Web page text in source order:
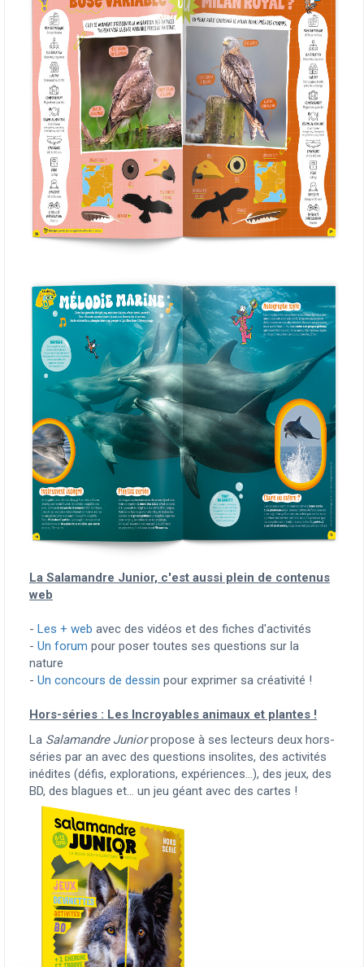
La Salamandre Junior, c'est aussi plein de contenus
web
- Les + web avec des vidéos et des fiches d'activités
- Un forum pour poser toutes ses questions sur la
nature
- Un concours de dessin pour exprimer sa créativité !
Hors-séries : Les Incroyables animaux et plantes !
La Salamandre Juniorpropose à ses lecteurs deux hors-
séries par an avec des questions insolites, des activités
inédites (défis, explorations, expériences...), des jeux, des
BD, des blagues et... un jeu géant avec des cartes !